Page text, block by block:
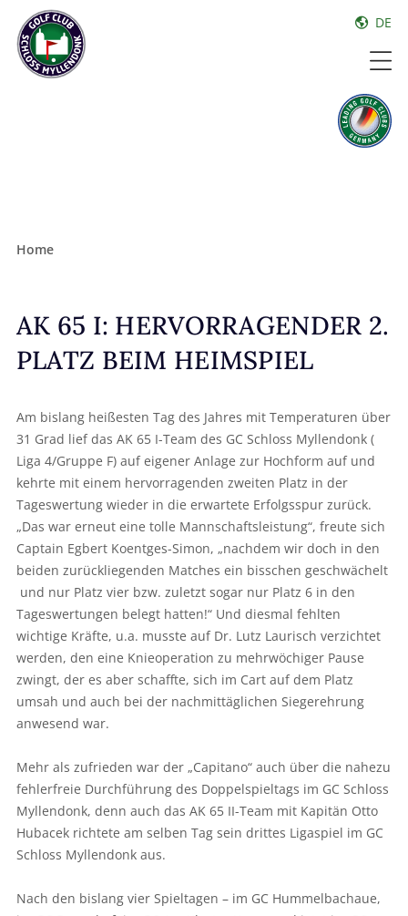
DE
Home
AK 65 I: HERVORRAGENDER 2.
PLATZ BEIM HEIMSPIEL
Am bislang heißesten Tag des Jahres mit Temperaturen über
31 Grad lief das AK 65 I-Team des GC Schloss Myllendonk (
Liga 4/Gruppe F) auf eigener Anlage zur Hochform auf und
kehrte mit einem hervorragenden zweiten Platz in der
Tageswertung wieder in die erwartete Erfolgsspur zurück.
„Das war erneut eine tolle Mannschaftsleistung“, freute sich
Captain Egbert Koentges-Simon, „nachdem wir doch in den
beiden zurückliegenden Matches ein bisschen geschwächelt
und nur Platz vier bzw. zuletzt sogar nur Platz 6 in den
Tageswertungen belegt hatten!“ Und diesmal fehlten
wichtige Kräfte, u.a. musste auf Dr. Lutz Laurisch verzichtet
werden, den eine Knieoperation zu mehrwöchiger Pause
zwingt, der es aber schaffte, sich im Cart auf dem Platz
umsah und auch bei der nachmittäglichen Siegerehrung
anwesend war.
Mehr als zufrieden war der „Capitano“ auch über die nahezu
fehlerfreie Durchführung des Doppelspieltags im GC Schloss
Myllendonk, denn auch das AK 65 II-Team mit Kapitän Otto
Hubacek richtete am selben Tag sein drittes Ligaspiel im GC
Schloss Myllendonk aus.
Nach den bislang vier Spieltagen – im GC Hummelbachaue,